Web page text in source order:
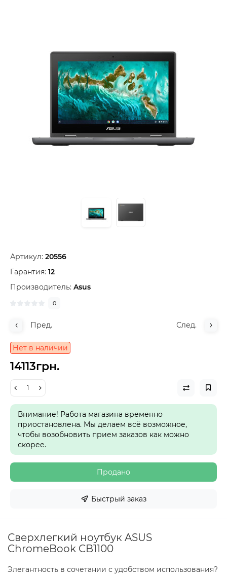
Артикул: 20556
Гарантия: 12
Производитель: Asus
0
Пред. След.
Нет в наличии
14113грн.
Внимание! Работа магазина временно
приостановлена. Мы делаем всё возможное,
чтобы возобновить прием заказов как можно
скорее.
Продано
Быстрый заказ
Сверхлегкий ноутбук ASUS
ChromeBook CB1100
Элегантность в сочетании с удобством использования?